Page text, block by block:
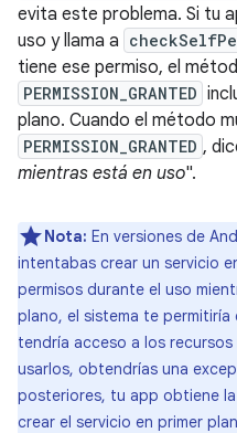
evita este problema. Si tu
uso y llama a
tiene ese permiso, el
PERMISSION_GRANTED
plano. Cuando el método
PERMISSION_GRANTED ,
mientras está en uso".
Nota: En versiones de
intentabas crear un servicio
permisos durante el uso
plano, el sistema te
tendría acceso a los
usarlos, obtendrías una
posteriores, tu app obtiene
crear el servicio en primer